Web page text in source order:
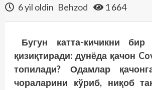
6 yil oldin Behzod 1 664
Бугун катта-кичикни бир
қизиқтиради: дунёда қачон
топилади? Одамлар
чораларини кўриб, ниқоб